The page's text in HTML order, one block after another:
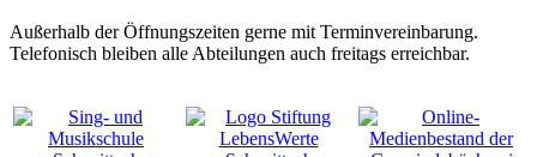
Außerhalb der Öffnungszeiten gerne mit Terminvereinbarung.
Telefonisch bleiben alle Abteilungen auch freitags erreichbar.